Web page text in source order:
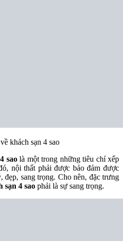
khách sạn 4 sao
sao là một trong những tiêu chí xếp
nội thất phải được bảo đảm được
sang trọng. Cho nên, đặc trưng
sạn 4 sao phải là sự sang trọng.